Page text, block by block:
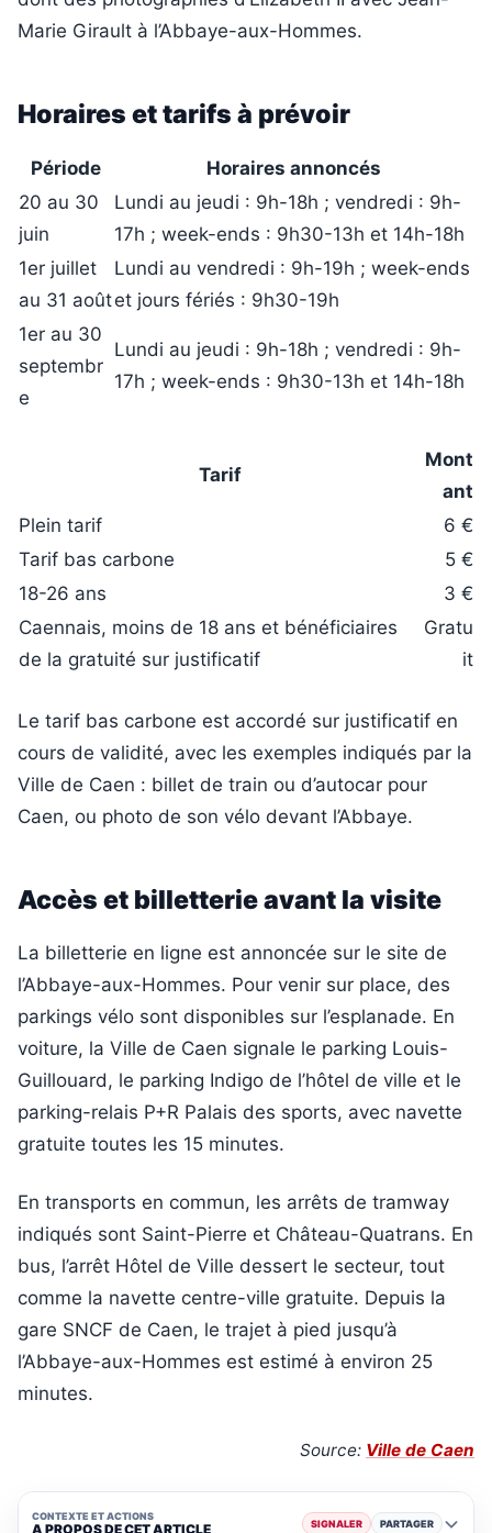
Marie Girault à l’Abbaye-aux-Hommes.
Horaires et tarifs à prévoir
Période
Horaires annoncés
20 au 30
juin
Lundi au jeudi : 9h-18h ; vendredi : 9h-
17h ; week-ends : 9h30-13h et 14h-18h
1er juillet
au 31 août
Lundi au vendredi : 9h-19h ; week-ends
et jours fériés : 9h30-19h
1er au 30
septembr
e
Lundi au jeudi : 9h-18h ; vendredi : 9h-
17h ; week-ends : 9h30-13h et 14h-18h
Tarif
Mont
ant
Plein tarif
6 €
Tarif bas carbone
5 €
18-26 ans
3 €
Caennais, moins de 18 ans et bénéficiaires
de la gratuité sur justificatif
Gratu
it
Le tarif bas carbone est accordé sur justificatif en
cours de validité, avec les exemples indiqués par la
Ville de Caen : billet de train ou d’autocar pour
Caen, ou photo de son vélo devant l’Abbaye.
Accès et billetterie avant la visite
La billetterie en ligne est annoncée sur le site de
l’Abbaye-aux-Hommes. Pour venir sur place, des
parkings vélo sont disponibles sur l’esplanade. En
voiture, la Ville de Caen signale le parking Louis-
Guillouard, le parking Indigo de l’hôtel de ville et le
parking-relais P+R Palais des sports, avec navette
gratuite toutes les 15 minutes.
En transports en commun, les arrêts de tramway
indiqués sont Saint-Pierre et Château-Quatrans. En
bus, l’arrêt Hôtel de Ville dessert le secteur, tout
comme la navette centre-ville gratuite. Depuis la
gare SNCF de Caen, le trajet à pied jusqu’à
l’Abbaye-aux-Hommes est estimé à environ 25
minutes.
Source: Ville de Caen
CONTEXTE ET ACTIONS
A PROPOS DE CET ARTICLE SIGNALER PARTAGER